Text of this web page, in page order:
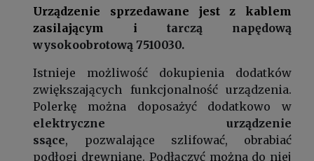
Urządzenie sprzedawane jest z kablem
zasilającym itarczą napędową
wysokoobrotową 7510030.
Istnieje możliwość dokupienia dodatków
zwiększających funkcjonalność urządzenia.
Polerkę można doposażyć dodatkowo w
elektryczne urządzenie
ssące, pozwalające szlifować, obrabiać
podłogi drewniane. Podłączyć można do niej